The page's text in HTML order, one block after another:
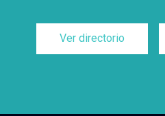
Ver directorio